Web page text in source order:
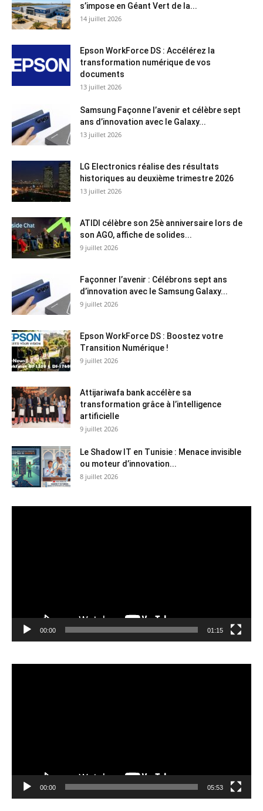
s’impose en Géant Vert de la...
14 juillet 2026
Epson WorkForce DS : Accélérez la
transformation numérique de vos
documents
13 juillet 2026
Samsung Façonne l’avenir et célèbre sept
ans d’innovation avec le Galaxy...
13 juillet 2026
LG Electronics réalise des résultats
historiques au deuxième trimestre 2026
13 juillet 2026
ATIDI célèbre son 25è anniversaire lors de
son AGO, affiche de solides...
9 juillet 2026
Façonner l’avenir : Célébrons sept ans
d’innovation avec le Samsung Galaxy...
9 juillet 2026
Epson WorkForce DS : Boostez votre
Transition Numérique !
9 juillet 2026
Attijariwafa bank accélère sa
transformation grâce à l’intelligence
artificielle
9 juillet 2026
Le Shadow IT en Tunisie : Menace invisible
ou moteur d’innovation...
8 juillet 2026
00:00 01:15
00:00 05:53